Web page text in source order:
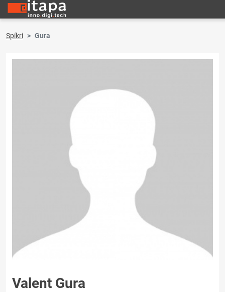
Spíkri Gura
Valent Gura